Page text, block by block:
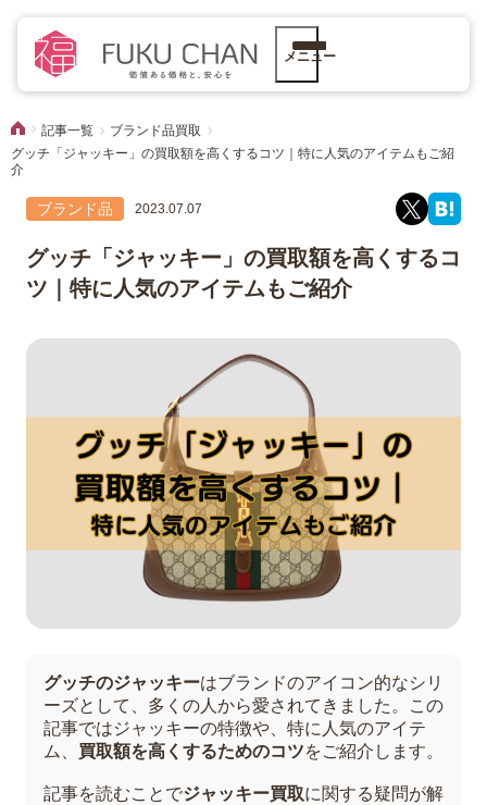
メニュー
記事一覧
ブランド品買取
グッチ「ジャッキー」の買取額を高くするコツ｜特に人気のアイテムもご紹
介
ブランド品 2023.07.07
グッチ「ジャッキー」の買取額を高くするコ
ツ｜特に人気のアイテムもご紹介
グッチのジャッキーはブランドのアイコン的なシリ
ーズとして、多くの人から愛されてきました。この
記事ではジャッキーの特徴や、特に人気のアイテ
ム、 買取額を高くするためのコツをご紹介します。
記事を読むことでジャッキー買取に関する疑問が解